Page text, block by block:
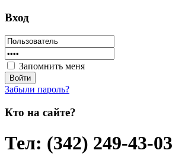
Вход
Запомнить меня
Забыли пароль?
Кто на сайте?
Тел: (342) 249-43-03